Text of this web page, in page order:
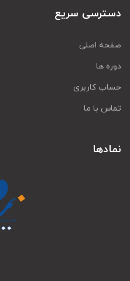
دسترسی سریع
صفحه اصلی
دوره ها
حساب کاربری
تماس با ما
نمادها